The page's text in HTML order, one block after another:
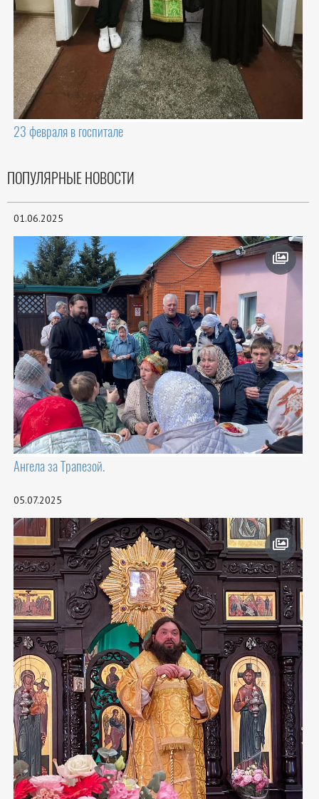
23 февраля в госпитале
ПОПУЛЯРНЫЕ НОВОСТИ
01.06.2025
Ангела за Трапезой.
05.07.2025